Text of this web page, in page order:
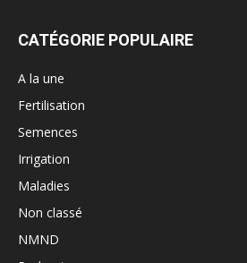
CATÉGORIE POPULAIRE
A la une
Fertilisation
Semences
Irrigation
Maladies
Non classé
NMND